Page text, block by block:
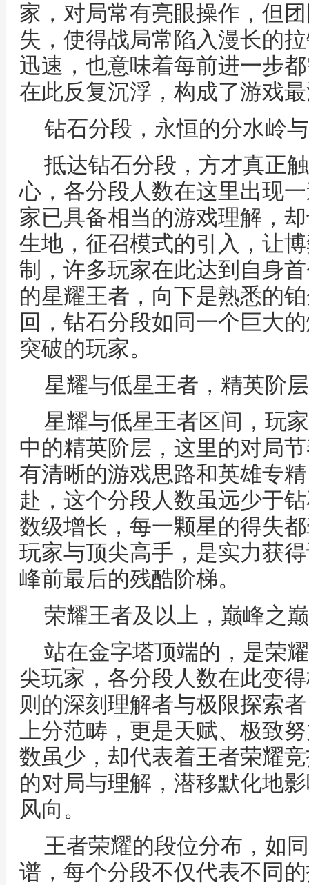
家，对局常有亮眼操作，但
失，使得战局常陷入漫长的
迅速，也意味着每前进一步
在此反复沉浮，构成了游戏
钻石分段，永恒的分水岭
抵达钻石分段，方才真正
心，各分段人数在这里出现
家已具备相当的游戏理解，
生地，征召模式的引入，让
制，许多玩家在此达到自身
的星耀王者，向下是熟悉的
回，钻石分段如同一个巨大
突破的玩家。
星耀与低星王者，精英阶
星耀与低星王者区间，玩
中的精英阶层，这里的对局
有清晰的游戏思路和英雄专
赴，这个分段人数虽远少于
数级增长，每一颗星的得失
玩家与顶尖高手，是实力获
峰前最后的残酷阶梯。
荣耀王者及以上，巅峰之
站在金字塔顶端的，是荣
尖玩家，各分段人数在此变
则的深刻理解者与极限探索
上分范畴，更是天赋、极致
数虽少，却代表着王者荣耀
的对局与理解，潜移默化地
风向。
王者荣耀的段位分布，如
谱，每个分段不仅代表不同